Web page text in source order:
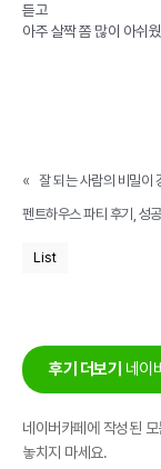
듣고
아주 살짝 쫌 많이 아쉬
«
잘 되는 사람의 비밀이
펜트하우스 파티 후기, 성
List
후기 더보기 네이
네이버카페에 작성된
놓치지 마세요.